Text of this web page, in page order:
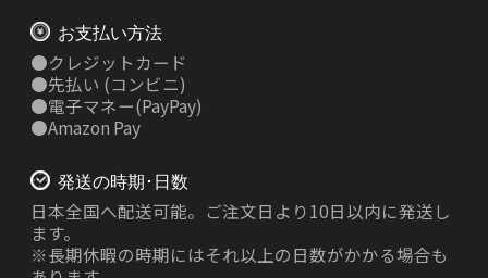
お支払い方法
●クレジットカード
●先払い (コンビニ)
●電子マネー(PayPay)
●Amazon Pay
発送の時期･日数
日本全国へ配送可能。ご注文日より10日以内に発送し
ます。
※長期休暇の時期にはそれ以上の日数がかかる場合も